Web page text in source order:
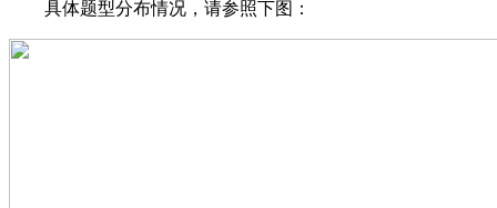
具体题型分布情况，请参照下图：